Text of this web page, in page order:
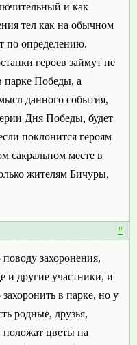
и как
тел как на обычном
по определению.
героев займут не
парке Победы, а
данного события,
Дня Победы, будет
поклонится героям
сакральном месте в
жителям Бичуры,
#
захоронения,
и другие участники, и
в парке, но у
родные, друзья,
положат цветы на